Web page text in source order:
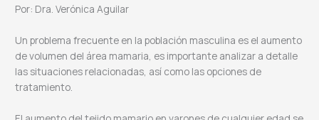
Por: Dra. Verónica Aguilar
Un problema frecuente en la población masculina es el aumento
de volumen del área mamaria, es importante analizar a detalle
las situaciones relacionadas, así como las opciones de
tratamiento.